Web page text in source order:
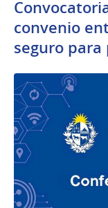
convenio
seguro